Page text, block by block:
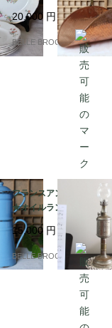
ランス発送（到着まで2
-3週間）
20,000 円
BELLE BROCANTE
フランスアンティーク
★オイルランプ Lampe
Pigeon (ランプ・ピジ
ョン)｜フランス発送
（到着まで2-3週間）
15,000 円
BELLE BROCANTE